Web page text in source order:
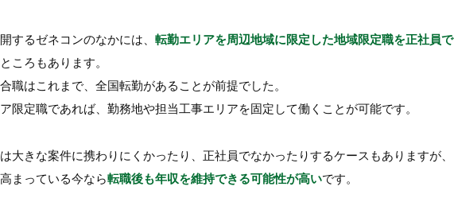
するゼネコンのなかには、 転勤エリアを周辺地域に限定した地域限定職を正社員で
ころもあります。
職はこれまで、全国転勤があることが前提でした。
限定職であれば、勤務地や担当工事エリアを固定して働くことが可能です。
大きな案件に携わりにくかったり、正社員でなかったりするケースもありますが、
まっている今なら転職後も年収を維持できる可能性が高いです。